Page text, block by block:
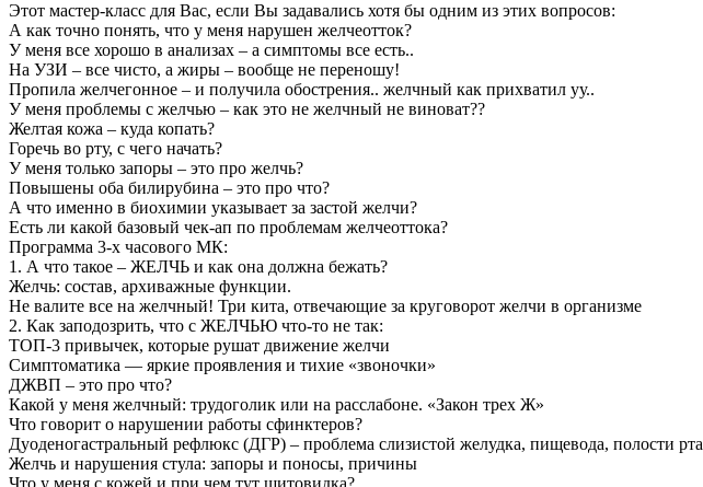
Этот мастер-класс для Вас, если Вы задавались хотя бы одним из этих вопросов:
А как точно понять, что у меня нарушен желчеотток?
У меня все хорошо в анализах – а симптомы все есть..
На УЗИ – все чисто, а жиры – вообще не переношу!
Пропила желчегонное – и получила обострения.. желчный как прихватил уу..
У меня проблемы с желчью – как это не желчный не виноват??
Желтая кожа – куда копать?
Горечь во рту, с чего начать?
У меня только запоры – это про желчь?
Повышены оба билирубина – это про что?
А что именно в биохимии указывает за застой желчи?
Есть ли какой базовый чек-ап по проблемам желчеоттока?
Программа 3-х часового МК:
1. А что такое – ЖЕЛЧЬ и как она должна бежать?
Желчь: состав, архиважные функции.
Не валите все на желчный! Три кита, отвечающие за круговорот желчи в организме
2. Как заподозрить, что с ЖЕЛЧЬЮ что-то не так:
ТОП-3 привычек, которые рушат движение желчи
Симптоматика — яркие проявления и тихие «звоночки»
ДЖВП – это про что?
Какой у меня желчный: трудоголик или на расслабоне. «Закон трех Ж»
Что говорит о нарушении работы сфинктеров?
Дуоденогастральный рефлюкс (ДГР) – проблема слизистой желудка, пищевода, полости рта
Желчь и нарушения стула: запоры и поносы, причины